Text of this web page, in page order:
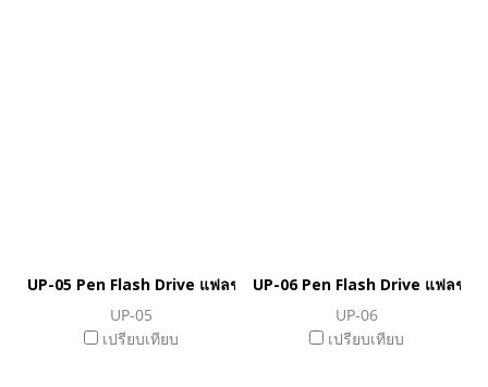
UP-05 Pen Flash Drive แฟลชไดร์ฟปากกา
UP-05
เปรียบเทียบ
UP-06 Pen Flash Drive แฟลชไ
UP-06
เปรียบเทียบ